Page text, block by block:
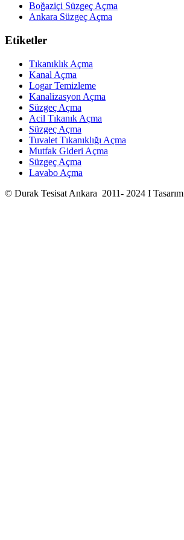
Boğaziçi Süzgeç Açma
Ankara Süzgeç Açma
Etiketler
Tıkanıklık Açma
Kanal Açma
Logar Temizleme
Kanalizasyon Açma
Süzgeç Açma
Acil Tıkanık Açma
Süzgeç Açma
Tuvalet Tıkanıklığı Açma
Mutfak Gideri Açma
Süzgeç Açma
Lavabo Açma
© Durak Tesisat Ankara 2011- 2024 I Tasarım